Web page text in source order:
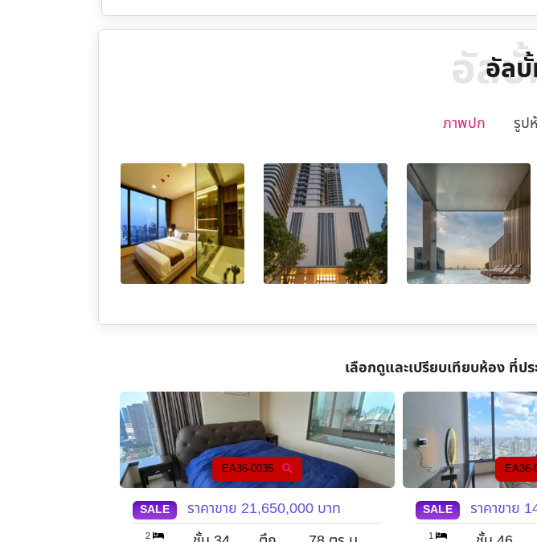
อัล
อัล
ภาพปก รูป
เลือกดูและเปรียบเทียบห้อง ที่ป
EA36-0035
SALE ราคาขาย 21,650,000บาท
2
EA36-
SALE ราคาขาย
1